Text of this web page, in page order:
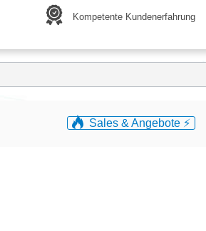
Kompetente Kundenerfahrung
Sales & Angebote ⚡️